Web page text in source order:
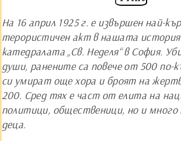
На 16 април 1925 г. е извършен най-
терористичен акт в нашата
катедралата „Св. Неделя“ в София.
души, ранените са повече от 500 по-
си умират още хора и броят на
200. Сред тях е част от елита на
политици, общественици, но и много
деца.